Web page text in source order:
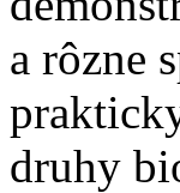
a rôzne
druhy